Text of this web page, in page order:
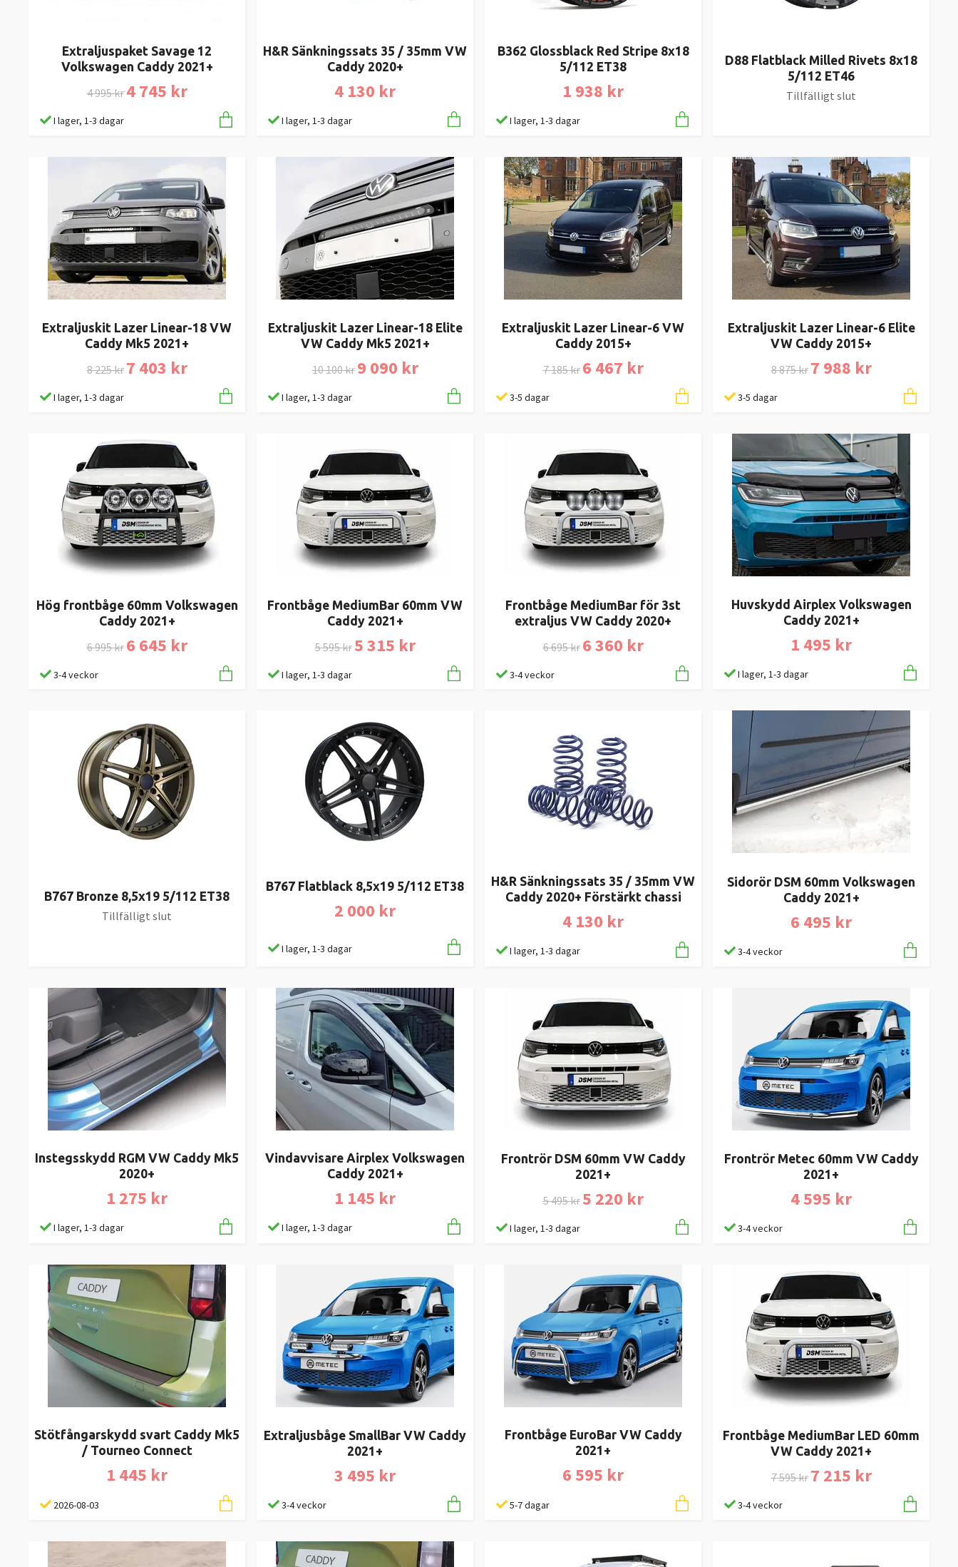
Extraljuspaket Savage 12
Volkswagen Caddy 2021+
4 995 kr 4 745 kr
I lager, 1-3 dagar
H&R Sänkningssats 35 / 35mm VW
Caddy 2020+
4 130 kr
I lager, 1-3 dagar
B362 Glossblack Red Stripe 8x18
5/112 ET38
1 938 kr
I lager, 1-3 dagar
D88 Flatblack Milled Rivets 8x18
5/112 ET46
Tillfälligt slut
Extraljuskit Lazer Linear-18 VW
Caddy Mk5 2021+
8 225 kr 7 403 kr
I lager, 1-3 dagar
Extraljuskit Lazer Linear-18 Elite
VW Caddy Mk5 2021+
10 100 kr 9 090 kr
I lager, 1-3 dagar
Extraljuskit Lazer Linear-6 VW
Caddy 2015+
7 185 kr 6 467 kr
3-5 dagar
Extraljuskit Lazer Linear-6 Elite
VW Caddy 2015+
8 875 kr 7 988 kr
3-5 dagar
Hög frontbåge 60mm Volkswagen
Caddy 2021+
6 995 kr 6 645 kr
3-4 veckor
Frontbåge MediumBar 60mm VW
Caddy 2021+
5 595 kr 5 315 kr
I lager, 1-3 dagar
Frontbåge MediumBar för 3st
extraljus VW Caddy 2020+
6 695 kr 6 360 kr
3-4 veckor
Huvskydd Airplex Volkswagen
Caddy 2021+
1 495 kr
I lager, 1-3 dagar
B767 Bronze 8,5x19 5/112 ET38
Tillfälligt slut
B767 Flatblack 8,5x19 5/112 ET38
2 000 kr
I lager, 1-3 dagar
H&R Sänkningssats 35 / 35mm VW
Caddy 2020+ Förstärkt chassi
4 130 kr
I lager, 1-3 dagar
Sidorör DSM 60mm Volkswagen
Caddy 2021+
6 495 kr
3-4 veckor
Instegsskydd RGM VW Caddy Mk5
2020+
1 275 kr
I lager, 1-3 dagar
Vindavvisare Airplex Volkswagen
Caddy 2021+
1 145 kr
I lager, 1-3 dagar
Frontrör DSM 60mm VW Caddy
2021+
5 495 kr 5 220 kr
I lager, 1-3 dagar
Frontrör Metec 60mm VW Caddy
2021+
4 595 kr
3-4 veckor
Stötfångarskydd svart Caddy Mk5
/ Tourneo Connect
1 445 kr
2026-08-03
Extraljusbåge SmallBar VW Caddy
2021+
3 495 kr
3-4 veckor
Frontbåge EuroBar VW Caddy
2021+
6 595 kr
5-7 dagar
Frontbåge MediumBar LED 60mm
VW Caddy 2021+
7 595 kr 7 215 kr
3-4 veckor